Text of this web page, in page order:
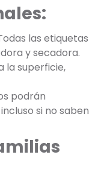
las etiquetas
y secadora.
la superficie,
podrán
si no saben